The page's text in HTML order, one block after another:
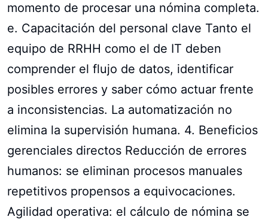
momento de procesar una nómina completa.
e. Capacitación del personal clave Tanto el
equipo de RRHH como el de IT deben
comprender el flujo de datos, identificar
posibles errores y saber cómo actuar frente
a inconsistencias. La automatización no
elimina la supervisión humana. 4. Beneficios
gerenciales directos Reducción de errores
humanos: se eliminan procesos manuales
repetitivos propensos a equivocaciones.
Agilidad operativa: el cálculo de nómina se